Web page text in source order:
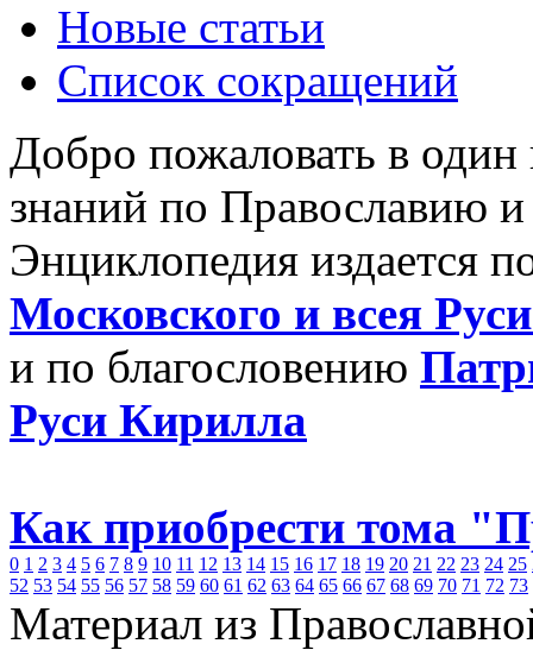
Новые статьи
Список сокращений
Добро пожаловать в
знаний по Православию
Энциклопедия издается
Московского и всея
и по благословению
Руси Кирилла
Как приобрести тома
0 1 2 3 4 5 6 7 8 9 10 11 12 13 14 15 16 17 18 19 20 21 22 23 24 25
52 53 54 55 56 57 58 59 60 61 62 63 64 65 66 67 68 69 70 71 72 73
Материал из